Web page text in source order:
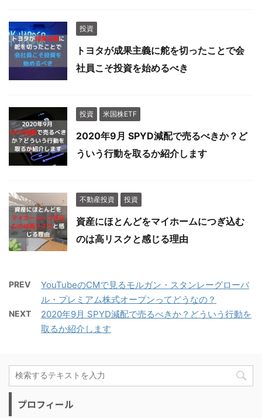
投資
トヨタが成果主義に舵を切ったことで会
社員こそ投資を始めるべき
投資 米国株ETF
2020年9月 SPYD減配で売るべきか？ど
ういう行動を取るか紹介します
不動産投資 投資
資産にほとんどをマイホームにつぎ込む
のは高リスクと感じる理由
PREV
YouTubeのCMで見るモルガン・スタンレーグローバ
ル・プレミアム株式オープンってどうなの？
NEXT
2020年9月 SPYD減配で売るべきか？どういう行動を
取るか紹介します
プロフィール